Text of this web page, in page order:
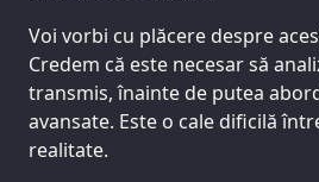
Voi vorbi cu plăcere despre
Credem că este necesar să
transmis, înainte de putea
avansate. Este o cale dificilă
realitate.